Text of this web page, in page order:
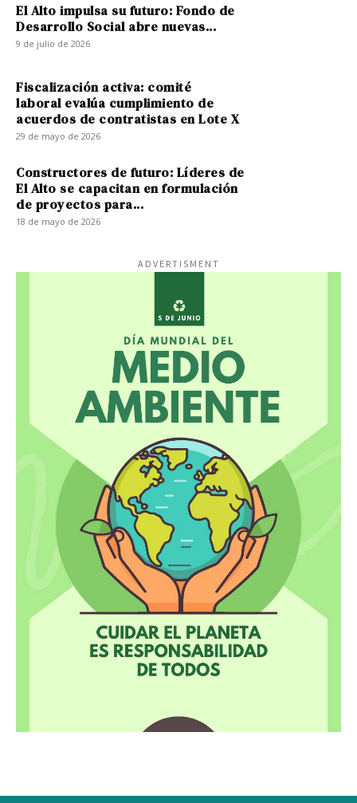
El Alto impulsa su futuro: Fondo de
Desarrollo Social abre nuevas...
9 de julio de 2026
Fiscalización activa: comité
laboral evalúa cumplimiento de
acuerdos de contratistas en Lote X
29 de mayo de 2026
Constructores de futuro: Líderes de
El Alto se capacitan en formulación
de proyectos para...
18 de mayo de 2026
ADVERTISMENT